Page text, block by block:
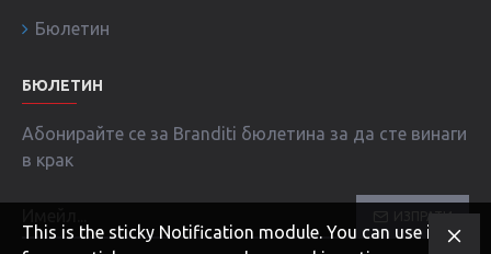
Бюлетин
БЮЛЕТИН
Абонирайте се за Branditi бюлетина за да сте винаги
в крак
ИЗПРАТИ
This is the sticky Notification module. You can use it